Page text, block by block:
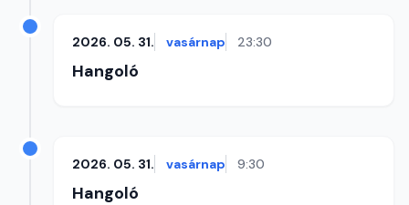
2026. 05. 31. vasárnap 23:30
Hangoló
2026. 05. 31. vasárnap 9:30
Hangoló